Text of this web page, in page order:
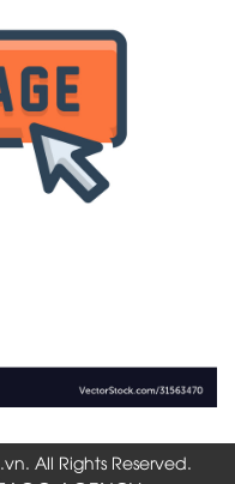
All Rights Reserved.